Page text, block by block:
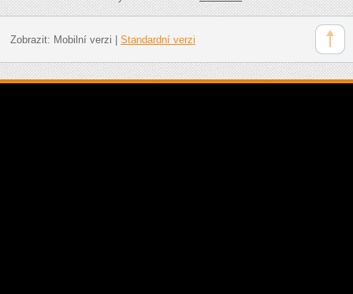
Zobrazit: Mobilní verzi Standardní verzi